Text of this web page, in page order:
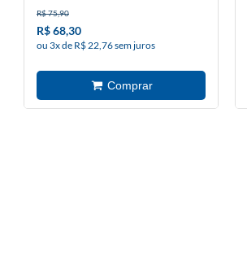
R$ 75,90
R$ 68,30
ou 3x de R$ 22,76 sem juros